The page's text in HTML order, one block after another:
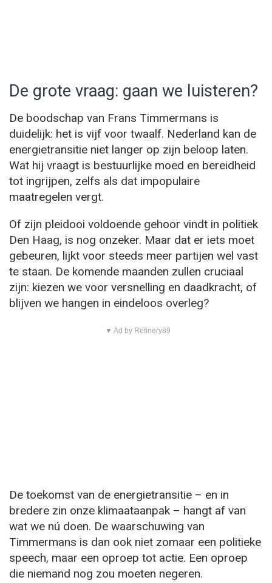
De grote vraag: gaan we luisteren?
De boodschap van Frans Timmermans is
duidelijk: het is vijf voor twaalf. Nederland kan de
energietransitie niet langer op zijn beloop laten.
Wat hij vraagt is bestuurlijke moed en bereidheid
tot ingrijpen, zelfs als dat impopulaire
maatregelen vergt.
Of zijn pleidooi voldoende gehoor vindt in politiek
Den Haag, is nog onzeker. Maar dat er iets moet
gebeuren, lijkt voor steeds meer partijen wel vast
te staan. De komende maanden zullen cruciaal
zijn: kiezen we voor versnelling en daadkracht, of
blijven we hangen in eindeloos overleg?
▼ Ad by Refinery89
De toekomst van de energietransitie – en in
bredere zin onze klimaataanpak – hangt af van
wat we nú doen. De waarschuwing van
Timmermans is dan ook niet zomaar een politieke
speech, maar een oproep tot actie. Een oproep
die niemand nog zou moeten negeren.